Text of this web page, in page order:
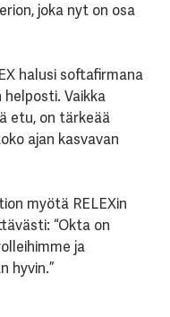
joka nyt on osa
halusi softafirmana
Vaikka
etu, on tärkeää
ajan kasvavan
myötä RELEXin
“Okta on
ja
hyvin.”